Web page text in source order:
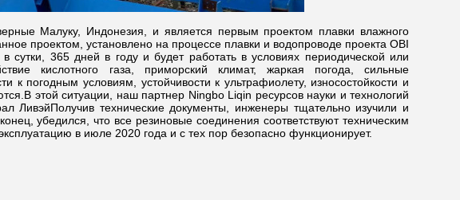
Малуку, Индонезия, и является первым проектом плавки влажного
проектом, установлено на процессе плавки и водопроводе проекта OBI
365 дней в году и будет работать в условиях периодической или
кислотного газа, приморский климат, жаркая погода, сильные
к погодным условиям, устойчивости к ультрафиолету, износостойкости и
этой ситуации, наш партнер Ningbo Liqin ресурсов науки и технологий
ЛивэйПолучив технические документы, инженеры тщательно изучили и
убедился, что все резиновые соединения соответствуют техническим
в июле 2020 года и с тех пор безопасно функционирует.